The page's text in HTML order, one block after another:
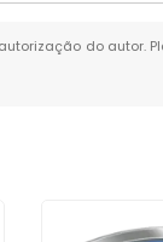
do autor.